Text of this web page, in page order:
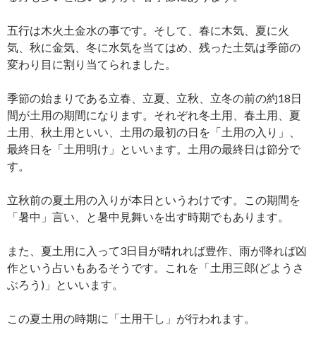
五行は木火土金水の事です。そして、春に木気、夏に火
気、秋に金気、冬に水気を当てはめ、残った土気は季節の
変わり目に割り当てられました。
季節の始まりである立春、立夏、立秋、立冬の前の約18日
間が土用の期間になります。それぞれ冬土用、春土用、夏
土用、秋土用といい、土用の最初の日を「土用の入り」、
最終日を「土用明け」といいます。土用の最終日は節分で
す。
立秋前の夏土用の入りが本日というわけです。この期間を
「暑中」言い、と暑中見舞いを出す時期でもあります。
また、夏土用に入って3日目が晴れれば豊作、雨が降れば凶
作という占いもあるそうです。これを「土用三郎(どようさ
ぶろう)」といいます。
この夏土用の時期に「土用干し」が行われます。